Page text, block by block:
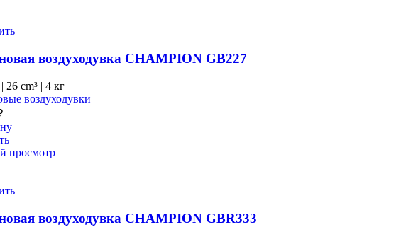
воздуходувка CHAMPION GB227
| 26 cm³ | 4 кг
воздуходувки
просмотр
воздуходувка CHAMPION GBR333